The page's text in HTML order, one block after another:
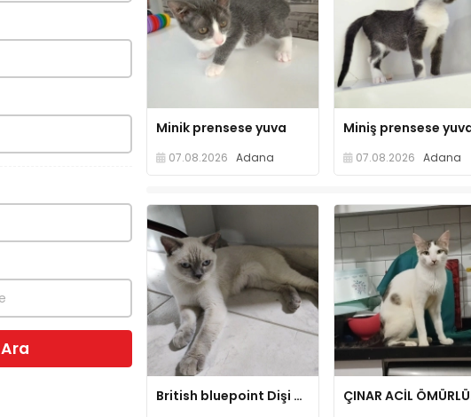
Ara
Minik prensese yuva
07.08.2026 Adana
Miniş prensese
07.08.2026 Adana
British bluepoint Dişi kedi